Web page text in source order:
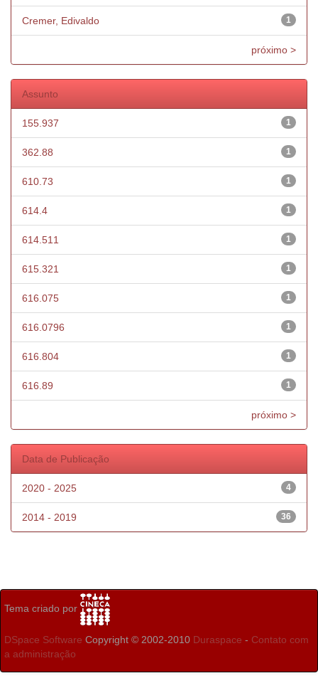
1
Cremer, Edivaldo
próximo >
Assunto
1
155.937
1
362.88
1
610.73
1
614.4
1
614.511
1
615.321
1
616.075
1
616.0796
1
616.804
1
616.89
próximo >
Data de Publicação
4
2020 - 2025
36
2014 - 2019
Tema criado por
DSpace Software Copyright © 2002-2010 Duraspace - Contato com
a administração